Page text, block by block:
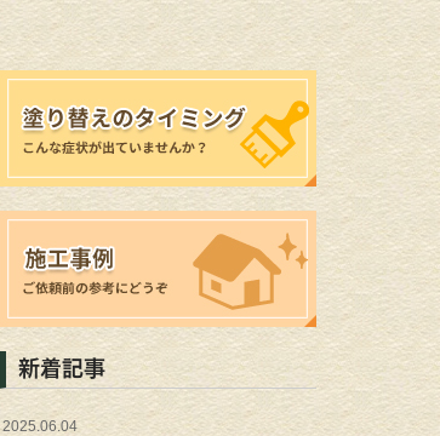
新着記事
2025.06.04